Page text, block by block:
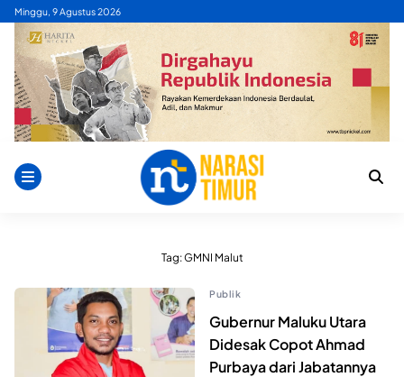
Skip
content
Minggu, 9 Agustus 2026
Tag:GMNI Malut
Publik
Gubernur Maluku Utara
Didesak Copot Ahmad
Purbaya dari Jabatannya